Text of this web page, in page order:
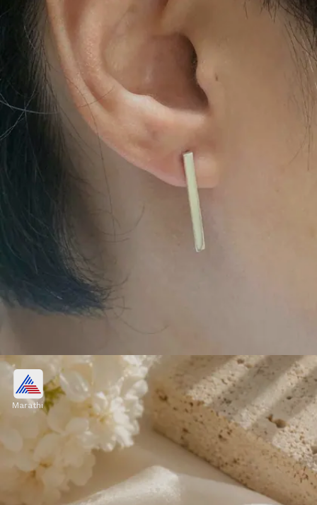
सोशल मीडियाचा मोठा प्रभाव
इन्स्टाग्राम आणि इतर सोशल मीडिया प्लॅटफॉर्मवर फॅशन
इन्फ्लुएन्सर्सकडून मिनिमल सिल्व्हर ज्वेलरीचे मोठ्या प्रमाणावर
प्रमोशन केले जात आहे.
Image credits: PINTEREST
Marathi